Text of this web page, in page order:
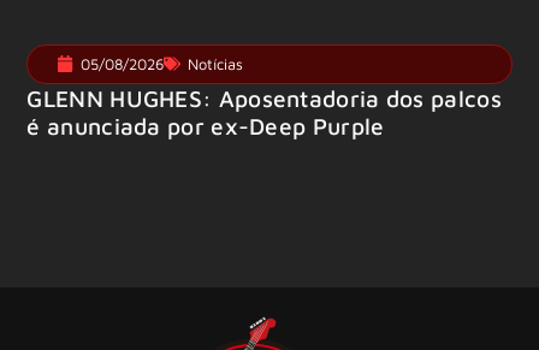
05/08/2026 Notícias
GLENN HUGHES: Aposentadoria dos palcos
é anunciada por ex-Deep Purple